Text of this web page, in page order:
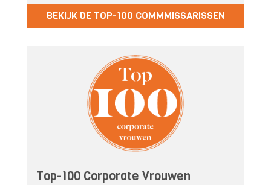
BEKIJK DE TOP-100 COMMMISSARISSEN
Top-100 Corporate Vrouwen